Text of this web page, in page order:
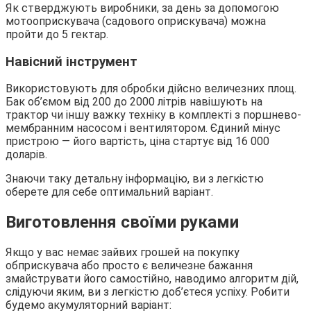
Як стверджують виробники, за день за допомогою
мотооприскувача (садового оприскувача) можна
пройти до 5 гектар.
Навісний інструмент
Використовують для обробки дійсно величезних площ.
Бак об’ємом від 200 до 2000 літрів навішують на
трактор чи іншу важку техніку в комплекті з поршнево-
мембранним насосом і вентилятором. Єдиний мінус
пристрою — його вартість, ціна стартує від 16 000
доларів.
Знаючи таку детальну інформацію, ви з легкістю
оберете для себе оптимальний варіант.
Виготовлення своїми руками
Якщо у вас немає зайвих грошей на покупку
обприскувача або просто є величезне бажання
змайструвати його самостійно, наводимо алгоритм дій,
слідуючи яким, ви з легкістю доб’єтеся успіху. Робити
будемо акумуляторний варіант: